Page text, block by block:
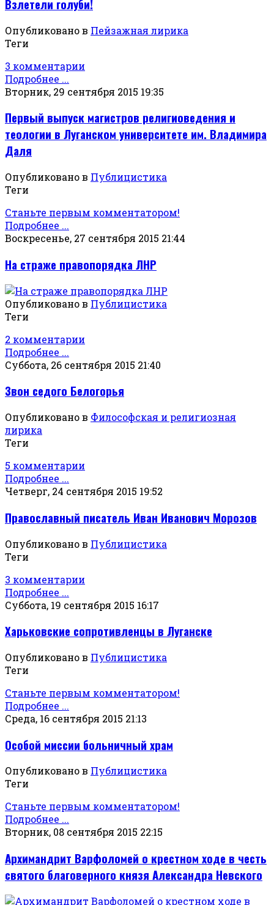
Взлетели голуби!
Опубликовано в Пейзажная лирика
Теги
3 комментарии
Подробнее ...
Вторник, 29 сентября 2015 19:35
Первый выпуск магистров религиоведения и
теологии в Луганском университете им. Владимира
Даля
Опубликовано в Публицистика
Теги
Станьте первым комментатором!
Подробнее ...
Воскресенье, 27 сентября 2015 21:44
На страже правопорядка ЛНР
Опубликовано в Публицистика
Теги
2 комментарии
Подробнее ...
Суббота, 26 сентября 2015 21:40
Звон седого Белогорья
Опубликовано в Философская и религиозная
лирика
Теги
5 комментарии
Подробнее ...
Четверг, 24 сентября 2015 19:52
Православный писатель Иван Иванович Морозов
Опубликовано в Публицистика
Теги
3 комментарии
Подробнее ...
Суббота, 19 сентября 2015 16:17
Харьковские сопротивленцы в Луганске
Опубликовано в Публицистика
Теги
Станьте первым комментатором!
Подробнее ...
Среда, 16 сентября 2015 21:13
Особой миссии больничный храм
Опубликовано в Публицистика
Теги
Станьте первым комментатором!
Подробнее ...
Вторник, 08 сентября 2015 22:15
Архимандрит Варфоломей о крестном ходе в честь
святого благоверного князя Александра Невского